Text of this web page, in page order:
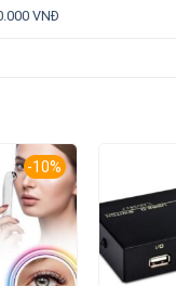
VNĐ
-10%